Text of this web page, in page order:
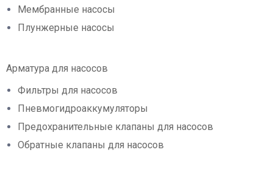
Мембранные насосы
Плунжерные насосы
Арматура для насосов
Фильтры для насосов
Пневмогидроаккумуляторы
Предохранительные клапаны для насосов
Обратные клапаны для насосов